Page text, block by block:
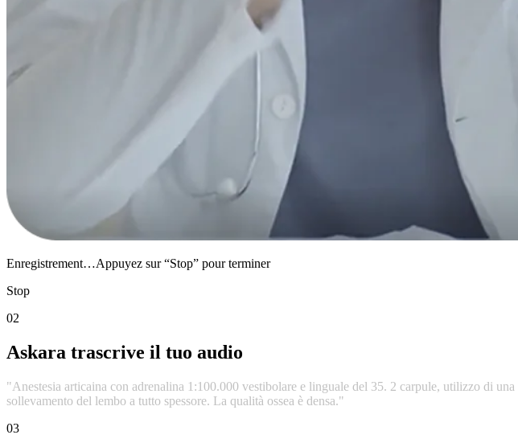
Enregistrement…Appuyez sur “Stop” pour terminer
Stop
02
Askara trascrive il tuo audio
"Anestesia articaina con adrenalina 1:100.000 vestibolare e linguale del 35. 2 carpule, utilizzo di una
sollevamento del lembo a tutto spessore. La qualità ossea è densa."
03